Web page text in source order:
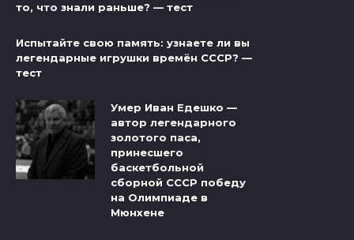
то, что знали раньше? — тест
Испытайте свою память: узнаете ли вы
легендарные игрушки времён СССР? —
тест
Умер Иван Едешко —
автор легендарного
золотого паса,
принесшего
баскетбольной
сборной СССР победу
на Олимпиаде в
Мюнхене